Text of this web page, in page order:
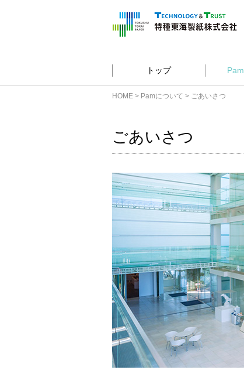
トップ Pam
HOME > Pamについて > ごあいさつ
ごあいさつ